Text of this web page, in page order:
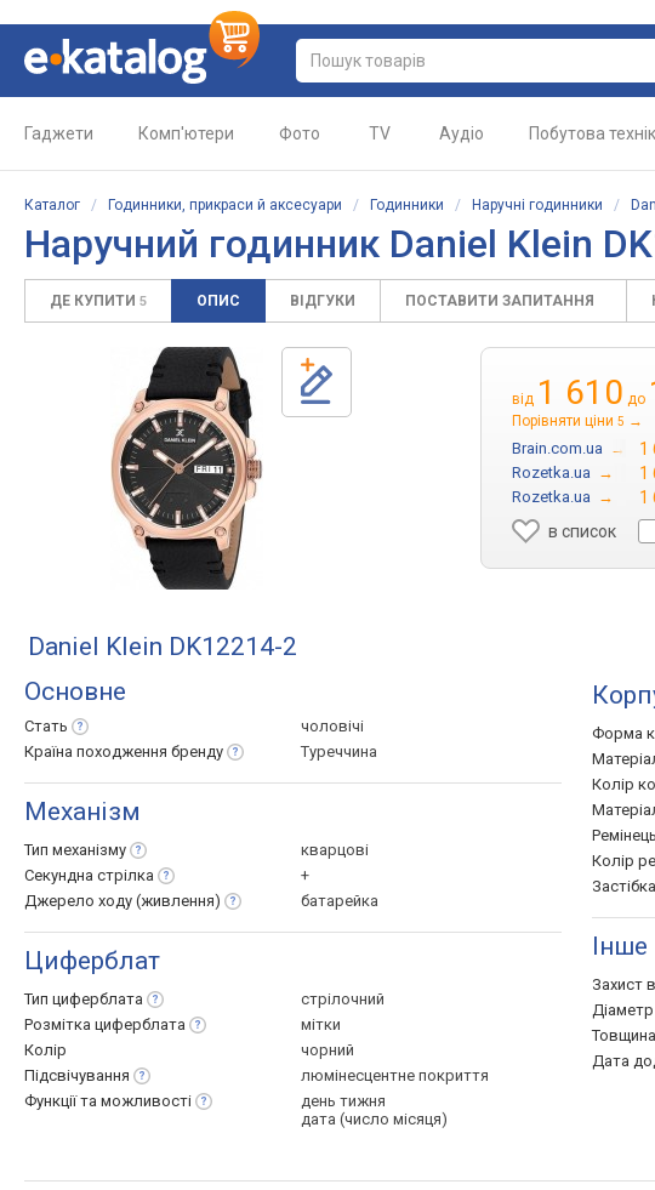
Гаджети Комп'ютери Фото TV Аудіо Побутова
Каталог / Годинники, прикраси й аксесуари / Годинники / Наручні годинники /
Наручний годинник Daniel Klein
ДЕ КУПИТИ 5 ОПИС ВІДГУКИ ПОСТАВИТИ ЗАПИТАННЯ
від 1 610 до
Порівняти ціни 5 →
Brain.com.ua → 1
Rozetka.ua → 1
Rozetka.ua →
1
в список
Daniel Klein DK12214-2
Основне
Стать
чоловічі
Країна походження бренду Туреччина
Механізм
Тип механізму
кварцові
Секундна стрілка
+
Джерело ходу (живлення) батарейка
Циферблат
Тип циферблата
стрілочний
Розмітка циферблата
мітки
Колір
чорний
Підсвічування
люмінесцентне покриття
Функції та можливості
день тижня
дата (число місяця)
Форма
Колір
Ремінець
Колір
Застібка
Інше
Захист
Товщина
Дата